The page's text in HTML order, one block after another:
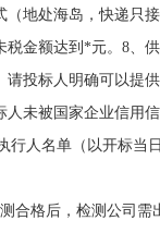
地处海岛，快递只
税金额达到*元。8
请投标人明确可以
未被国家企业信用
行人名单（以开标当
合格后，检测公司需